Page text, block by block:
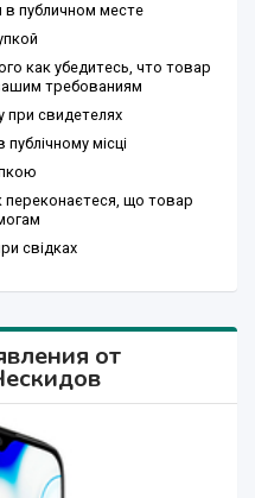
публичном месте
как убедитесь, что товар
требованиям
при свидетелях
місці
переконаєтеся, що товар
свідках
от